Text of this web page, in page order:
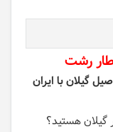
رشت
گیلان با ایران
گیلان هستید؟